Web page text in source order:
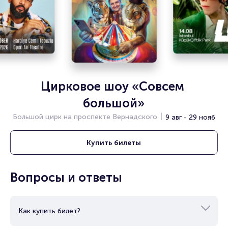
читайте в разделах:
Продать билет
Брокерам
Организаторам
Цирковое шоу «Совсем
большой»
Большой цирк на проспекте Вернадского 9 авг - 29 нояб
Купить билеты
Вопросы и ответы
Как купить билет?